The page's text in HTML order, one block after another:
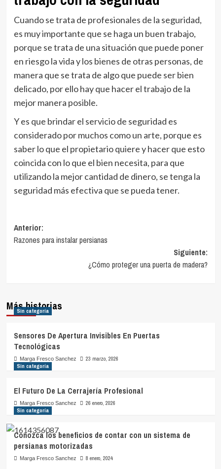
Cuando se trata de profesionales de la seguridad,
es muy importante que se haga un buen trabajo,
porque se trata de una situación que puede poner
en riesgo la vida y los bienes de otras personas, de
manera que se trata de algo que puede ser bien
delicado, por ello hay que hacer el trabajo de la
mejor manera posible.
Y es que brindar el servicio de seguridad es
considerado por muchos como un arte, porque es
saber lo que el propietario quiere y hacer que esto
coincida con lo que el bien necesita, para que
utilizando la mejor cantidad de dinero, se tenga la
seguridad más efectiva que se pueda tener.
Navegación
de
Anterior:
Razones para instalar persianas
Siguiente:
¿Cómo proteger una puerta de madera?
Más historias
Sin categoría
Sensores De Apertura Invisibles En Puertas
Tecnológicas
Marga Fresco Sanchez
23 marzo, 2026
Sin categoría
El Futuro De La Cerrajería Profesional
Marga Fresco Sanchez
26 enero, 2026
Sin categoría
Conozca los beneficios de contar con un sistema de
persianas motorizadas
Marga Fresco Sanchez 8 enero, 2024